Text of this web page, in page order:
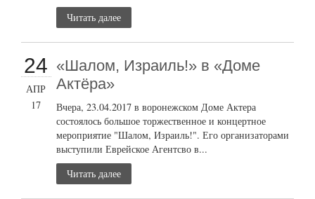
Читать далее
24
АПР
17
«Шалом, Израиль!» в «Доме
Актёра»
Вчера, 23.04.2017 в воронежском Доме Актера
состоялось большое торжественное и концертное
мероприятие "Шалом, Израиль!". Его организаторами
выступили Еврейское Агентсво в...
Читать далее